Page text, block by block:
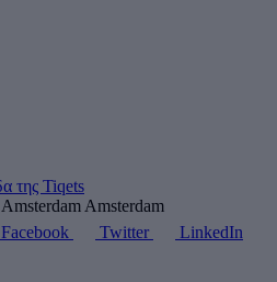
Amsterdam
Facebook Twitter LinkedIn